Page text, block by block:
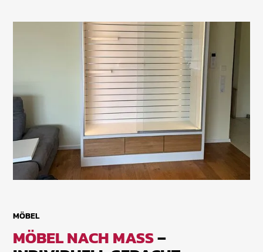
MÖBEL
MÖBEL NACH MASS –